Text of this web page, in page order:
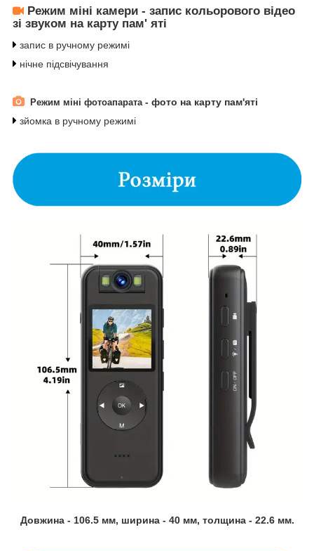
Режим міні камери - запис кольорового відео
зі звуком на карту пам' яті
запис в ручному режимі
нічне підсвічування
Режим міні фотоапарата - фото на карту пам'яті
зйомка в ручному режимі
Довжина - 106.5 мм, ширина - 40 мм, толщина - 22.6 мм.